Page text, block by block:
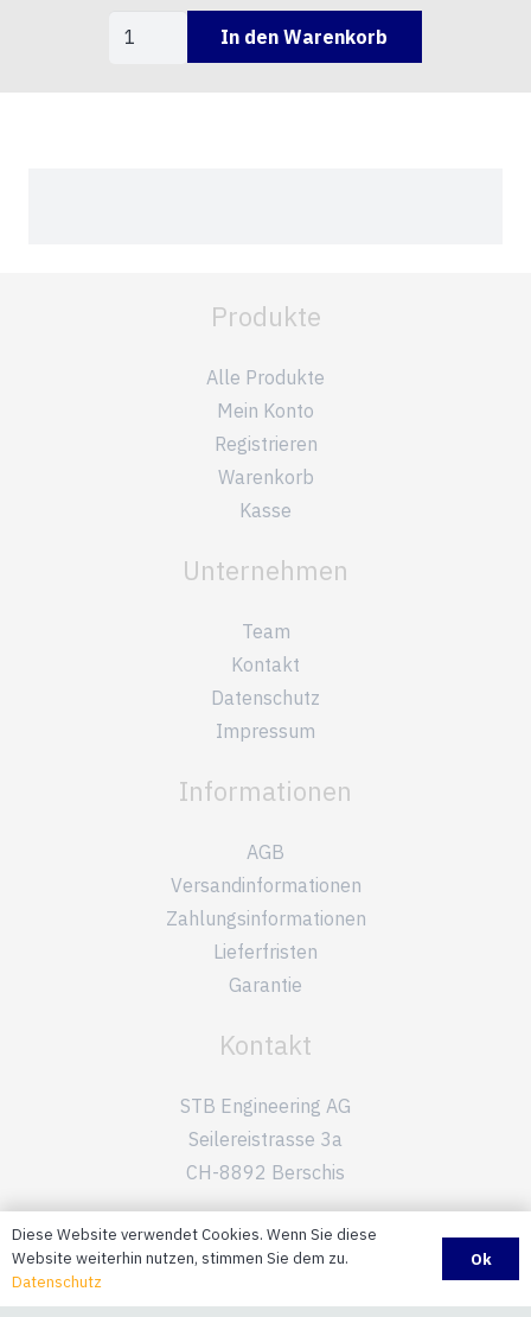
A202
In den Warenkorb
Produkte
Alle Produkte
Mein Konto
Registrieren
Warenkorb
Kasse
Unternehmen
Team
Kontakt
Datenschutz
Impressum
Informationen
AGB
Versandinformationen
Zahlungsinformationen
Lieferfristen
Garantie
Kontakt
STB Engineering AG
Seilereistrasse 3a
CH-8892 Berschis
+41 81 720 10 20
info@stb-ag.ch
Diese Website verwendet Cookies. Wenn Sie diese
Website weiterhin nutzen, stimmen Sie dem zu.
Datenschutz
Ok